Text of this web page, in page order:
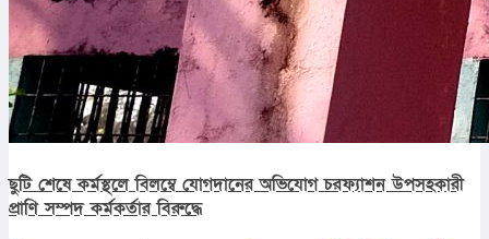
ছুটি শেষে কর্মস্থলে বিলম্বে যোগদানের অভিযোগ চরফ্যাশন উপসহকারী
প্রাণি সম্পদ কর্মকর্তার বিরুদ্ধে